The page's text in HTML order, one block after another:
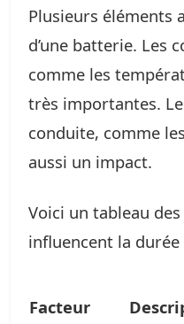
Plusieurs éléments
d’une batterie. Les
comme les
très importantes.
conduite, comme
aussi un impact.
Voici un tableau
influencent la durée
Facteur